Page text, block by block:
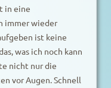
in eine
immer wieder
ist keine
was ich noch kann
nicht nur die
vor Augen. Schnell